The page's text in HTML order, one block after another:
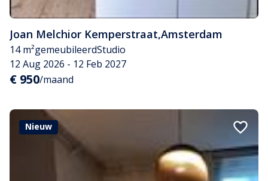
Joan Melchior Kemperstraat,Amsterdam
14 m²gemeubileerdStudio
12 Aug 2026 - 12 Feb 2027
€ 950/maand
Nieuw